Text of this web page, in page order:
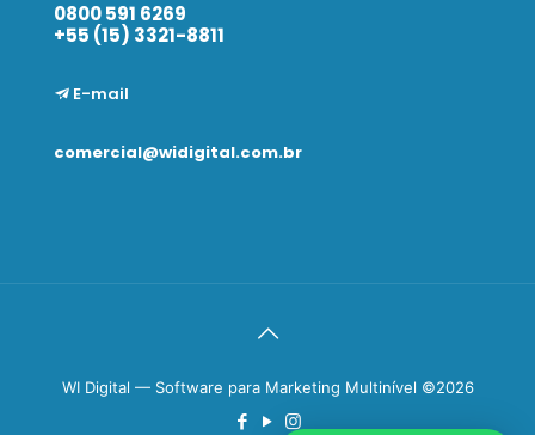
0800 591 6269
+55 (15) 3321-8811
E-mail
comercial@widigital.com.br
WI Digital — Software para Marketing Multinível ©2026